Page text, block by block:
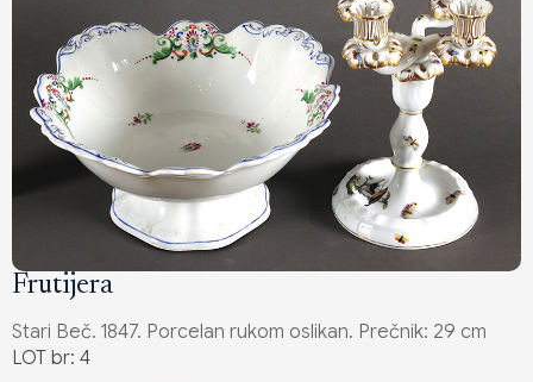
Frutijera
Stari Beč. 1847. Porcelan rukom oslikan. Prečnik: 29 cm
LOT br: 4